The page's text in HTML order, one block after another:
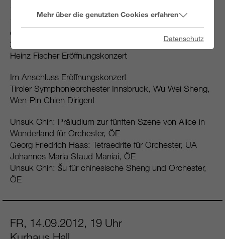
19.00 Uhr: Festakt zur Eröffnung der 19. Klangspuren
19.30 Uhr: Einführung zum Konzert und Vorstellung der
drei Komponisten des Abends
20.00 Uhr: Ansprache des Bundespräsidenten Dr.
Heinz Fischer Eröffnungskonzert
Im Anschluss Eröffnungskonzert
Tiroler Symphonieorchester Innsbruck, Wu Wei Sheng,
Wen-Pin Chien Dirigent
Unsuk Chin: Präludium zur fünften Szene von Alice in
Wonderland für Orchester, ÖE
Georg Friedrich Haas: Tetraedrite für Orchester, UA
Johannes Maria Staud Maniai, ÖE
Unsuk Chin: Šu für chinesische Sheng und Orchester,
ÖE
FR, 14.09.2012, 19 Uhr
Mehr über die genutzten Cookies erfahren
Datenschutz